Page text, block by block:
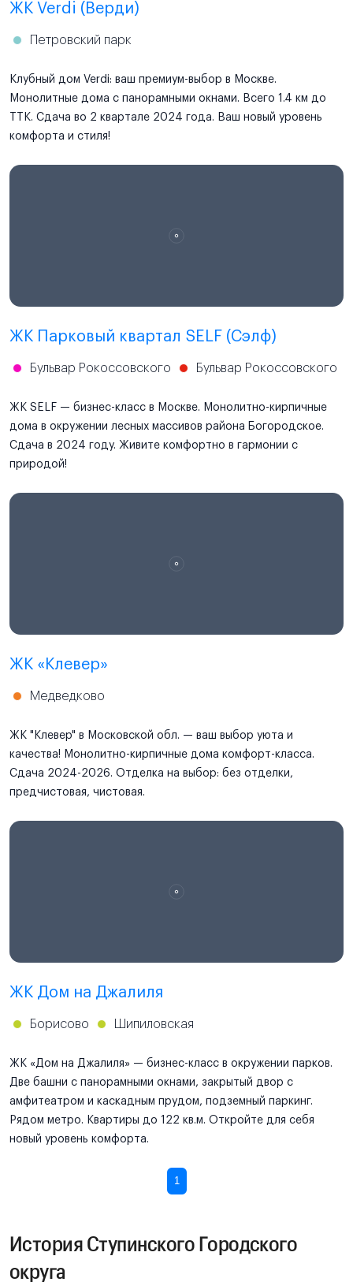
ЖК Verdi (Верди)
Петровский парк
Клубный дом Verdi: ваш премиум-выбор в Москве.
Монолитные дома с панорамными окнами. Всего 1.4 км до
ТТК. Сдача во 2 квартале 2024 года. Ваш новый уровень
комфорта и стиля!
ЖК Парковый квартал SELF (Сэлф)
Бульвар Рокоссовского Бульвар Рокоссовского
ЖК SELF — бизнес-класс в Москве. Монолитно-кирпичные
дома в окружении лесных массивов района Богородское.
Сдача в 2024 году. Живите комфортно в гармонии с
природой!
ЖК «Клевер»
Медведково
ЖК "Клевер" в Московской обл. — ваш выбор уюта и
качества! Монолитно-кирпичные дома комфорт-класса.
Сдача 2024-2026. Отделка на выбор: без отделки,
предчистовая, чистовая.
ЖК Дом на Джалиля
Борисово Шипиловская
ЖК «Дом на Джалиля» — бизнес-класс в окружении парков.
Две башни с панорамными окнами, закрытый двор с
амфитеатром и каскадным прудом, подземный паркинг.
Рядом метро. Квартиры до 122 кв.м. Откройте для себя
новый уровень комфорта.
1
История Ступинского Городского
округа